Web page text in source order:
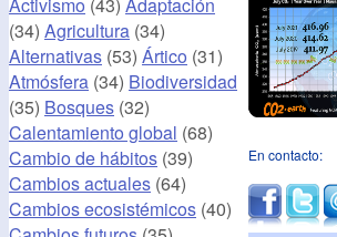
Activismo (43) Adaptación
(34) Agricultura (34)
Alternativas (53) Ártico (31)
Atmósfera (34) Biodiversidad
(35) Bosques (32)
Calentamiento global (68)
Cambio de hábitos (39)
Cambios actuales (64)
Cambios ecosistémicos (40)
En contacto: